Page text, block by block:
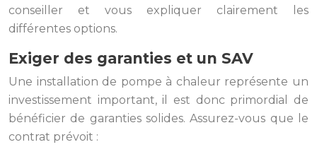
conseiller et vous expliquer clairement les
différentes options.
Exiger des garanties et un SAV
Une installation de pompe à chaleur représente un
investissement important, il est donc primordial de
bénéficier de garanties solides. Assurez-vous que le
contrat prévoit :